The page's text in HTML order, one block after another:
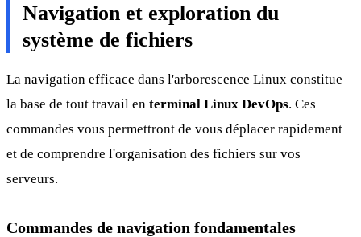
Navigation et exploration du
système de fichiers
La navigation efficace dans l'arborescence Linux constitue
la base de tout travail en terminal Linux DevOps. Ces
commandes vous permettront de vous déplacer rapidement
et de comprendre l'organisation des fichiers sur vos
serveurs.
Commandes de navigation fondamentales